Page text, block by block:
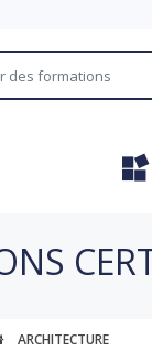
ARCHITECTURE